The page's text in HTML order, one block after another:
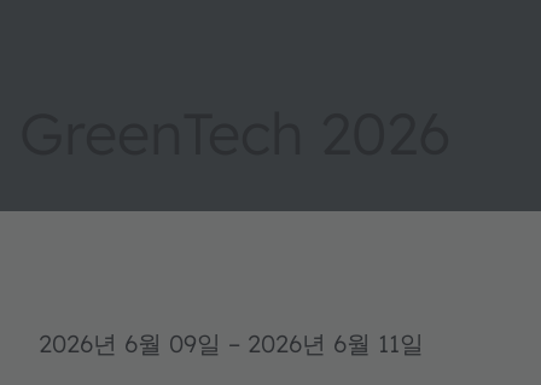
2026년 6월 09일 – 2026년 6월 11일